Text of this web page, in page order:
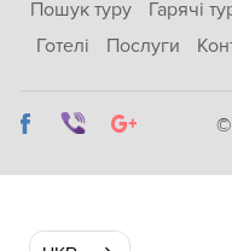
Пошук туру
Гарячі
Готелі
Послуги
©